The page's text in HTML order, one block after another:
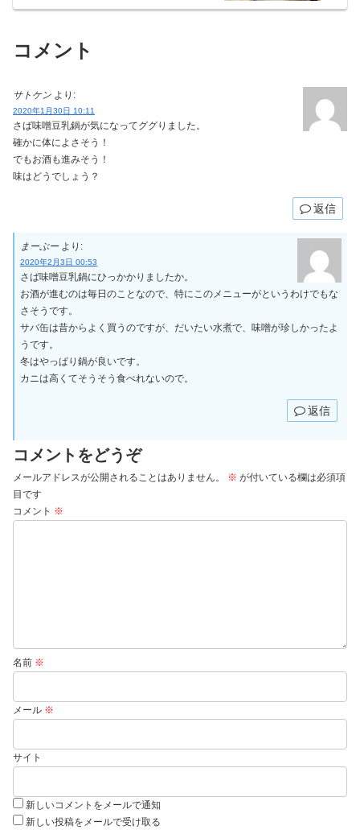
コメント
サトケン より:
2020年1月30日 10:11
さば味噌豆乳鍋が気になってググりました。
確かに体によさそう！
でもお酒も進みそう！
味はどうでしょう？
返信
まーぶー より:
2020年2月3日 00:53
さば味噌豆乳鍋にひっかかりましたか。
お酒が進むのは毎日のことなので、特にこのメニューがというわけでもな
さそうです。
サバ缶は昔からよく買うのですが、だいたい水煮で、味噌が珍しかったよ
うです。
冬はやっぱり鍋が良いです。
カニは高くてそうそう食べれないので。
返信
コメントをどうぞ
メールアドレスが公開されることはありません。 ※ が付いている欄は必須項
目です
コメント ※
名前 ※
メール ※
サイト
新しいコメントをメールで通知
新しい投稿をメールで受け取る